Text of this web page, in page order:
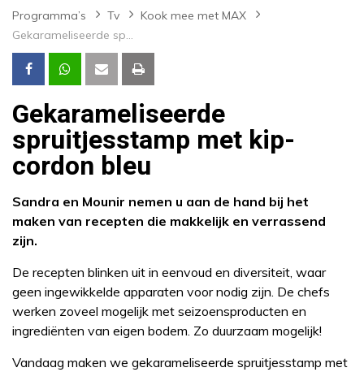
Programma’s Tv
Kook mee met MAX
Gekarameliseerde spruitjesstamp met kip-cordon bleu
Gekarameliseerde
spruitjesstamp met kip-
cordon bleu
Sandra en Mounir nemen u aan de hand bij het
maken van recepten die makkelijk en verrassend
zijn.
De recepten blinken uit in eenvoud en diversiteit, waar
geen ingewikkelde apparaten voor nodig zijn. De chefs
werken zoveel mogelijk met seizoensproducten en
ingrediënten van eigen bodem. Zo duurzaam mogelijk!
Vandaag maken we gekarameliseerde spruitjesstamp met